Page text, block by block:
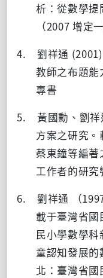
析：從數學
（2007 增定
4. 劉祥通 (2001)
教師之布題能
專書
5. 黃國勳、劉祥
方案之研究。
蔡東鐘等編著
工作者的研究
6. 劉祥通 （
載于臺灣省
民小學數學
童認知發展的
北：臺灣省國